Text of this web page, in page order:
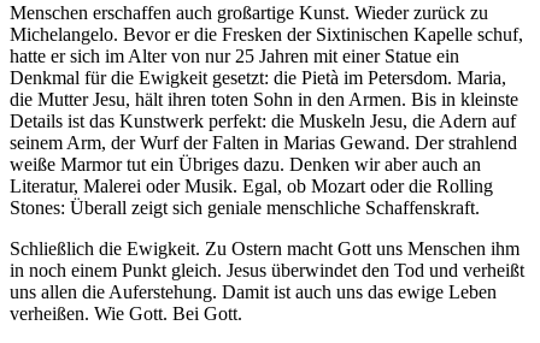
Menschen erschaffen auch großartige Kunst. Wieder zurück zu
Michelangelo. Bevor er die Fresken der Sixtinischen Kapelle schuf,
hatte er sich im Alter von nur 25 Jahren mit einer Statue ein
Denkmal für die Ewigkeit gesetzt: die Pietà im Petersdom. Maria,
die Mutter Jesu, hält ihren toten Sohn in den Armen. Bis in kleinste
Details ist das Kunstwerk perfekt: die Muskeln Jesu, die Adern auf
seinem Arm, der Wurf der Falten in Marias Gewand. Der strahlend
weiße Marmor tut ein Übriges dazu. Denken wir aber auch an
Literatur, Malerei oder Musik. Egal, ob Mozart oder die Rolling
Stones: Überall zeigt sich geniale menschliche Schaffenskraft.
Schließlich die Ewigkeit. Zu Ostern macht Gott uns Menschen ihm
in noch einem Punkt gleich. Jesus überwindet den Tod und verheißt
uns allen die Auferstehung. Damit ist auch uns das ewige Leben
verheißen. Wie Gott. Bei Gott.